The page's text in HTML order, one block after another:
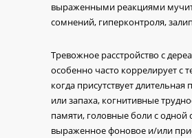
выраженными реакциями
сомнений, гиперконтроля,
Тревожное расстройство с
особенно часто коррелирует с
когда присутствует длительная
или запаха, когнитивные
памяти, головные боли с одной
выраженное фоновое и/или